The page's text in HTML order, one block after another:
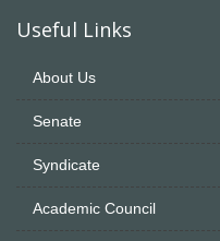
Useful Links
About Us
Senate
Syndicate
Academic Council